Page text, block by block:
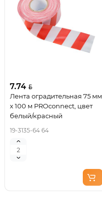
7.74
Лента оградительная 75 мм
х 100 м PROconnect, цвет
белый/красный
19-3135-64 64